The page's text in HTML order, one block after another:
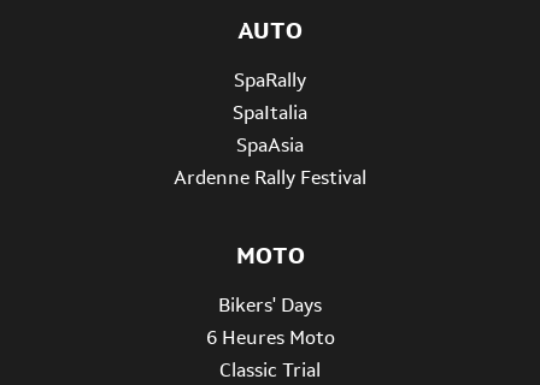
AUTO
SpaRally
SpaItalia
SpaAsia
Ardenne Rally Festival
MOTO
Bikers' Days
6 Heures Moto
Classic Trial